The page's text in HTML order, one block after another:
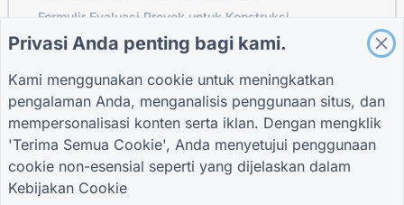
Formulir Evaluasi Proyek untuk Konstruksi
Formulir Evaluasi Pemasok untuk Logistik
Formulir Keterlibatan Pelanggan
PANDUAN
Pusat Bantuan
PERUSAHAAN
KETENTUAN
Privasi Anda penting bagi kami.
Kami menggunakan cookie untuk meningkatkan
pengalaman Anda, menganalisis penggunaan situs, dan
mempersonalisasi konten serta iklan. Dengan mengklik
'Terima Semua Cookie', Anda menyetujui penggunaan
cookie non-esensial seperti yang dijelaskan dalam
Kebijakan Cookie